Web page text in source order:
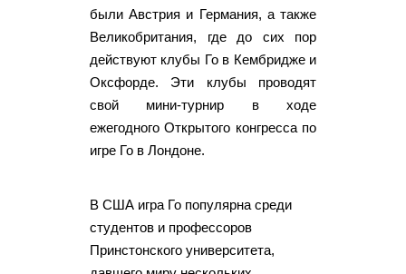
были Австрия и Германия, а также
Великобритания, где до сих пор
действуют клубы Го в Кембридже и
Оксфорде. Эти клубы проводят
свой мини-турнир в ходе
ежегодного Открытого конгресса по
игре Го в Лондоне.
В США игра Го популярна среди
студентов и профессоров
Принстонского университета,